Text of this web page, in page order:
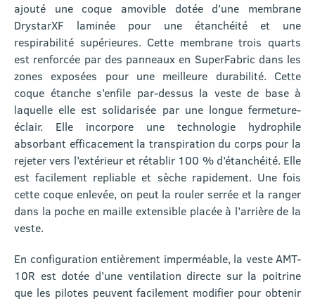
ajouté une coque amovible dotée d’une membrane
DrystarXF laminée pour une étanchéité et une
respirabilité supérieures. Cette membrane trois quarts
est renforcée par des panneaux en SuperFabric dans les
zones exposées pour une meilleure durabilité. Cette
coque étanche s’enfile par-dessus la veste de base à
laquelle elle est solidarisée par une longue fermeture-
éclair. Elle incorpore une technologie hydrophile
absorbant efficacement la transpiration du corps pour la
rejeter vers l’extérieur et rétablir 100 % d’étanchéité. Elle
est facilement repliable et sèche rapidement. Une fois
cette coque enlevée, on peut la rouler serrée et la ranger
dans la poche en maille extensible placée à l’arrière de la
veste.
En configuration entièrement imperméable, la veste AMT-
10R est dotée d’une ventilation directe sur la poitrine
que les pilotes peuvent facilement modifier pour obtenir